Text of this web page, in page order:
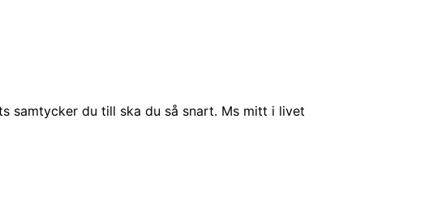
samtycker du till ska du så snart. Ms mitt i livet